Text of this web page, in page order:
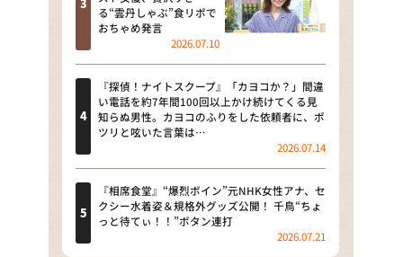
朝だ！生です旅サラダ
教えて！ニュースライブ 正義の
ミカタ
ＬＩＦＥ～夢のカタチ～
新婚さんいらっしゃい！
ポツンと一軒家
ザキ山小屋本館
る“雲丹しゃぶ”食リポで
おちゃめ発言
2026.07.10
『探偵！ナイトスクープ』「カヨコか？」間違
い電話を約7年間100回以上かけ続けてくる見
知らぬ男性。カヨコのふりをした依頼者に、ポ
ツリと呟いた言葉は…
2026.07.14
『相席食堂』“爆烈ボイン”元NHK女性アナ、セ
クシー水着姿＆規格外グッズ公開！ 千鳥“ちょ
っと待てぃ！！”ボタン連打
2026.07.21